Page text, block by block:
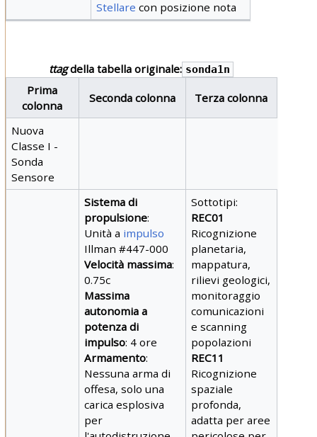
Stellare con posizione nota
ttagdella tabella originale: sonda1n
Prima
colonna
Seconda colonna Terza colonna
Nuova
Classe I -
Sonda
Sensore
Sistema di
propulsione:
Unità a impulso
Illman #447-000
Velocità massima:
0.75c
Massima
autonomia a
potenza di
impulso: 4 ore
Armamento:
Nessuna arma di
offesa, solo una
carica esplosiva
per
Sottotipi:
REC01
Ricognizione
planetaria,
mappatura,
rilievi geologici,
monitoraggio
comunicazioni
e scanning
popolazioni
REC11
Ricognizione
spaziale
profonda,
adatta per aree